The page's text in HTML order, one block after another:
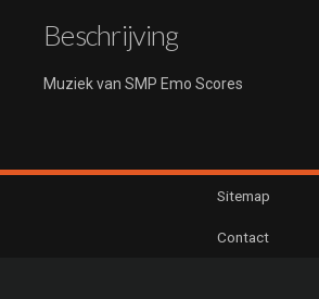
Beschrijving
Muziek van SMP Emo Scores
Sitemap
Contact